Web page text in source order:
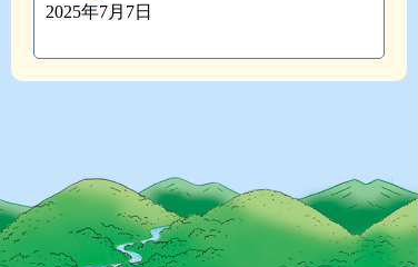
2025年7月7日